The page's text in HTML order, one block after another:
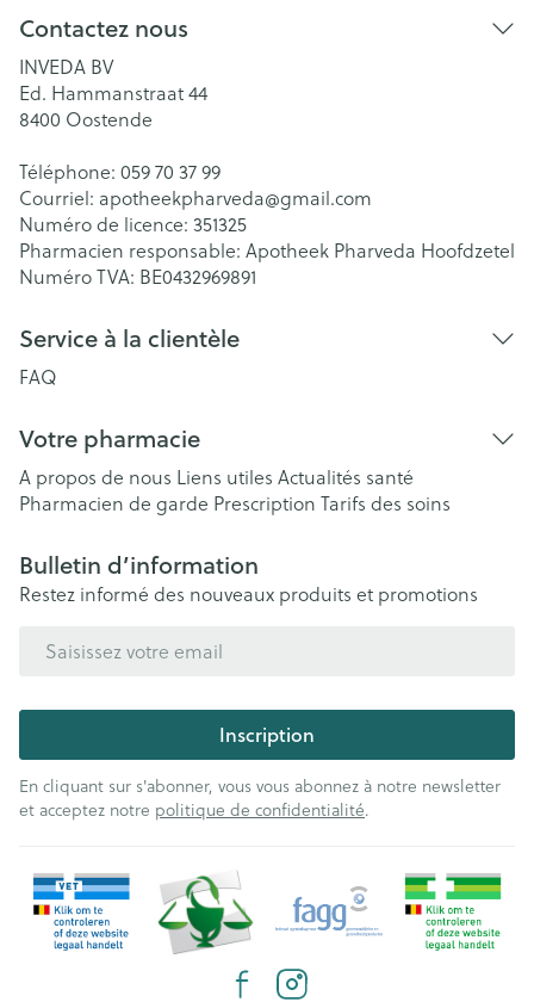
Contactez nous
INVEDA BV
Ed. Hammanstraat 44
8400 Oostende
Téléphone: 059 70 37 99
Courriel: apotheekpharveda@gmail.com
Numéro de licence: 351325
Pharmacien responsable: Apotheek Pharveda Hoofdzetel
Numéro TVA: BE0432969891
Service à la clientèle
FAQ
Votre pharmacie
A propos de nous Liens utiles Actualités santé
Pharmacien de garde Prescription Tarifs des soins
Bulletin d’information
Restez informé des nouveaux produits et promotions
Inscription
En cliquant sur s'abonner, vous vous abonnez à notre newsletter
et acceptez notre politique de confidentialité.